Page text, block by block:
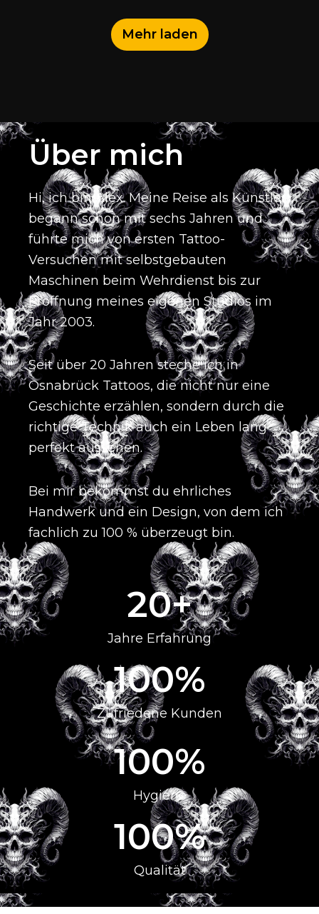
Mehr laden
Über mich
Hi, ich bin Alex.Meine Reise als Künstler
begann schon mit sechs Jahren und
führte mich von ersten Tattoo-
Versuchen mit selbstgebauten
Maschinen beim Wehrdienst bis zur
Eröffnung meines eigenen Studios im
Jahr 2003.
Seit über 20 Jahren steche ich in
Osnabrück Tattoos, die nicht nur eine
Geschichte erzählen, sondern durch die
richtige Technik auch ein Leben lang
perfekt aussehen.
Bei mir bekommst du ehrliches
Handwerk und ein Design, von dem ich
fachlich zu 100 % überzeugt bin.
Jahre Erfahrung
20+
Zufriedene Kunden
100%
Hygiene
100%
Qualität
100%